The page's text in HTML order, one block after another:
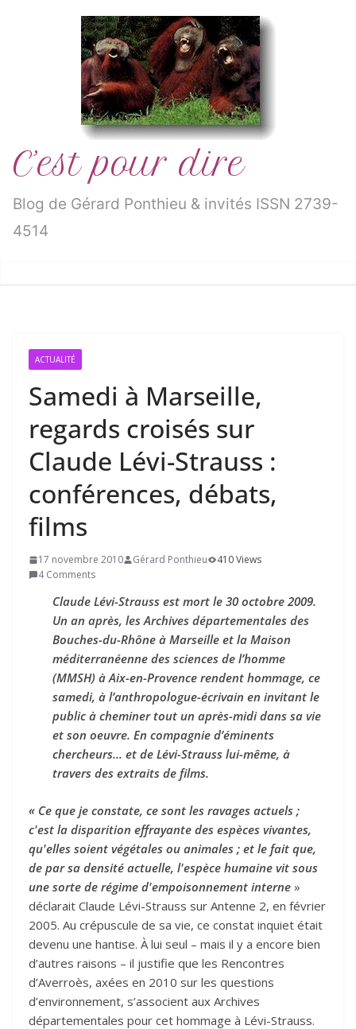
C’est pour dire
Blog de Gérard Ponthieu & invités ISSN 2739-
4514
ACTUALITÉ
Samedi à Marseille,
regards croisés sur
Claude Lévi-Strauss :
conférences, débats,
films
17 novembre 2010 Gérard Ponthieu
410 Views
4 Comments
Claude Lévi-Strauss est mort le 30 octobre 2009.
Un an après, les Archives départementales des
Bouches-du-Rhône à Marseille et la Maison
méditerranéenne des sciences de l’homme
(MMSH) à Aix-en-Provence rendent hommage, ce
samedi, à l’anthropologue-écrivain en invitant le
public à cheminer tout un après-midi dans sa vie
et son oeuvre. En compagnie d’éminents
chercheurs… et de Lévi-Strauss lui-même, à
travers des extraits de films.
« Ce que je constate, ce sont les ravages actuels ;
c'est la disparition effrayante des espèces vivantes,
qu'elles soient végétales ou animales ; et le fait que,
de par sa densité actuelle, l'espèce humaine vit sous
une sorte de régime d'empoisonnement interne »
déclarait Claude Lévi-Strauss sur Antenne 2, en février
2005. Au crépuscule de sa vie, ce constat inquiet était
devenu une hantise. À lui seul – mais il y a encore bien
d’autres raisons – il justifie que les Rencontres
d’Averroès, axées en 2010 sur les questions
d’environnement, s’associent aux Archives
départementales pour cet hommage à Lévi-Strauss.